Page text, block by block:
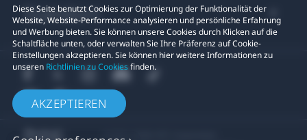
Diese Seite benutzt Cookies zur Optimierung der Funktionalität der
Website, Website-Performance analysieren und persönliche Erfahrung
und Werbung bieten. Sie können unsere Cookies durch Klicken auf die
Schaltfläche unten, oder verwalten Sie Ihre Präferenz auf Cookie-
Einstellungen akzeptieren. Sie können hier weitere Informationen zu
unseren Richtlinien zu Cookiesfinden.
AKZEPTIEREN
Standort